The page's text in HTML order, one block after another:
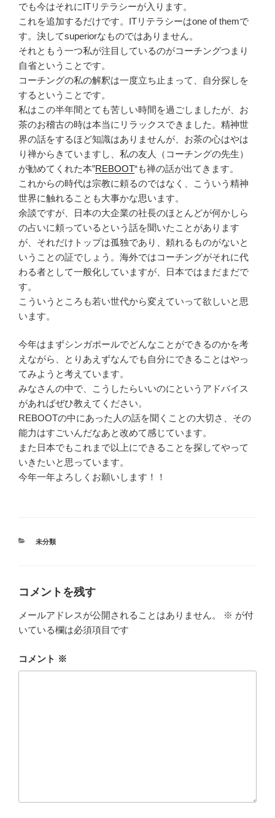
でも今はそれにITリテラシーが入ります。
これを追加するだけです。ITリテラシーはone of themで
す。決してsuperiorなものではありません。
それともう一つ私が注目しているのがコーチングつまり
自省ということです。
コーチングの私の解釈は一度立ち止まって、自分探しを
するということです。
私はこの半年間とても苦しい時間を過ごしましたが、お
茶のお稽古の時は本当にリラックスできました。精神世
界の話をするほど知識はありませんが、お茶の心はやは
り禅からきていますし、私の友人（コーチングの先生）
が勧めてくれた本”REBOOT“も禅の話が出てきます。
これからの時代は宗教に頼るのではなく、こういう精神
世界に触れることも大事かな思います。
余談ですが、日本の大企業の社長のほとんどが何かしら
の占いに頼っているという話を聞いたことがあります
が、それだけトップは孤独であり、頼れるものがないと
いうことの証でしょう。海外ではコーチングがそれに代
わる者として一般化していますが、日本ではまだまだで
す。
こういうところも若い世代から変えていって欲しいと思
います。
今年はまずシンガポールでどんなことができるのかを考
えながら、とりあえずなんでも自分にできることはやっ
てみようと考えています。
みなさんの中で、こうしたらいいのにというアドバイス
があればぜひ教えてください。
REBOOTの中にあった人の話を聞くことの大切さ、その
能力はすごいんだなあと改めて感じています。
また日本でもこれまで以上にできることを探してやって
いきたいと思っています。
今年一年よろしくお願いします！！
カ
未分類
コメントを残す
メールアドレスが公開されることはありません。 ※ が付
いている欄は必須項目です
コメント ※